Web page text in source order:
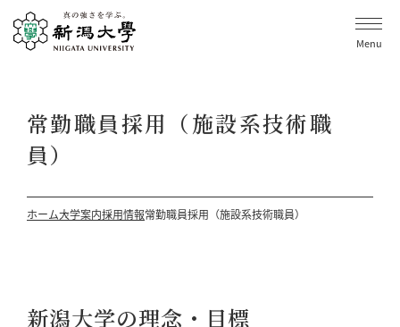
Menu
常勤職員採用（施設系技術職
員）
ホーム大学案内採用情報常勤職員採用（施設系技術職員）
新潟大学の理念・目標